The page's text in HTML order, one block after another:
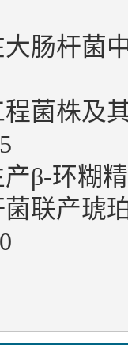
肠杆菌
菌株及
产β-环糊
联产琥